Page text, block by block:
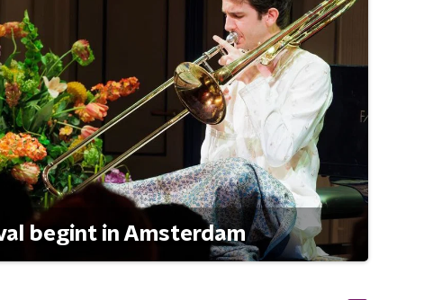
begint in Amsterdam